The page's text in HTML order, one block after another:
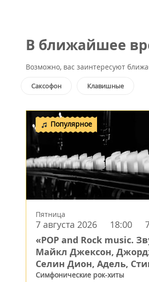
В ближайшее
Возможно, вас заинтересуют
Саксофон Клавишные
Популярное
Пятница
7 августа 2026 18:00
«POP and Rock music.
Майкл Джексон,
Селин Дион, Адель,
Симфонические рок-хиты